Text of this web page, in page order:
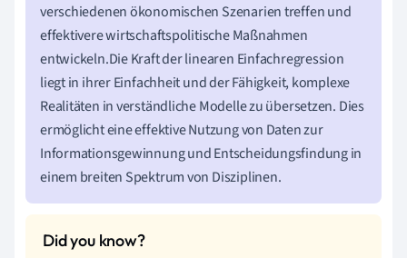
verschiedenen ökonomischen Szenarien treffen und
effektivere wirtschaftspolitische Maßnahmen
entwickeln.Die Kraft der linearen Einfachregression
liegt in ihrer Einfachheit und der Fähigkeit, komplexe
Realitäten in verständliche Modelle zu übersetzen. Dies
ermöglicht eine effektive Nutzung von Daten zur
Informationsgewinnung und Entscheidungsfindung in
einem breiten Spektrum von Disziplinen.